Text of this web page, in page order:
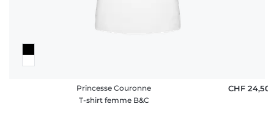
Princesse Couronne
T-shirt femme B&C
CHF 24,50